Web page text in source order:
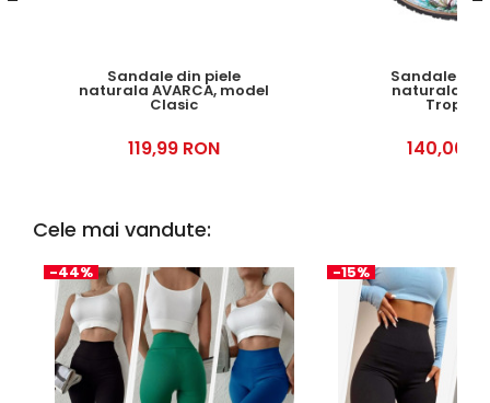
Sandale din piele
naturala AVARCA, model
Clasic
119,99 RON
Sandale din
naturala,
Tropical
140,00
Cele mai vandute:
-44% -15%